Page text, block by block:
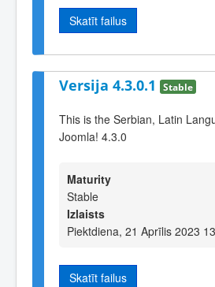
Skatīt failus
Versija 4.3.0.1 Stable
This is the Serbian, Latin
Joomla! 4.3.0
Maturity
Stable
Izlaists
Piektdiena, 21 Aprīlis 2023
Skatīt failus